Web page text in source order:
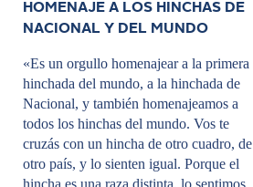
HOMENAJE A LOS HINCHAS DE
NACIONAL Y DEL MUNDO
«Es un orgullo homenajear a la primera
hinchada del mundo, a la hinchada de
Nacional, y también homenajeamos a
todos los hinchas del mundo. Vos te
cruzás con un hincha de otro cuadro, de
otro país, y lo sienten igual. Porque el
hincha es una raza distinta, lo sentimos